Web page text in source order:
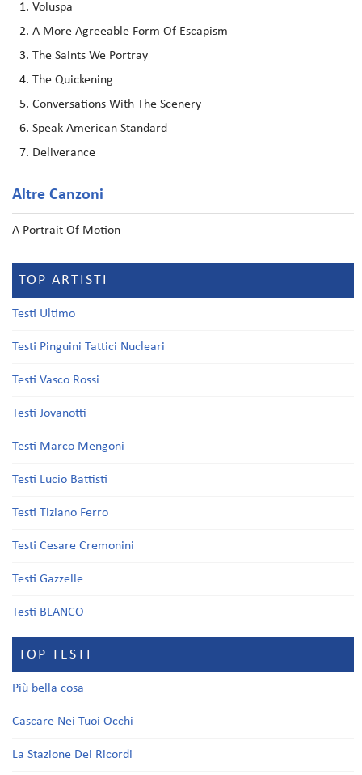
Voluspa
A More Agreeable Form Of Escapism
The Saints We Portray
The Quickening
Conversations With The Scenery
Speak American Standard
Deliverance
Altre Canzoni
A Portrait Of Motion
TOP ARTISTI
Testi Ultimo
Testi Pinguini Tattici Nucleari
Testi Vasco Rossi
Testi Jovanotti
Testi Marco Mengoni
Testi Lucio Battisti
Testi Tiziano Ferro
Testi Cesare Cremonini
Testi Gazzelle
Testi BLANCO
TOP TESTI
Più bella cosa
Cascare Nei Tuoi Occhi
La Stazione Dei Ricordi